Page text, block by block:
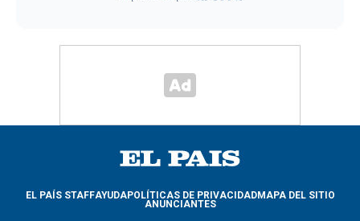
EL PAÍS STAFFAYUDAPOLÍTICAS DE PRIVACIDADMAPA DEL SITIO
ANUNCIANTES